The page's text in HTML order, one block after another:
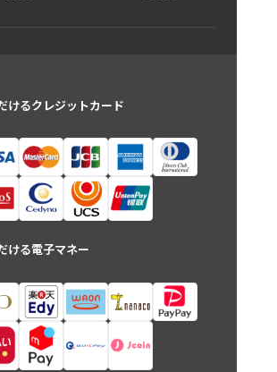
けるクレジットカード
ける電子マネー